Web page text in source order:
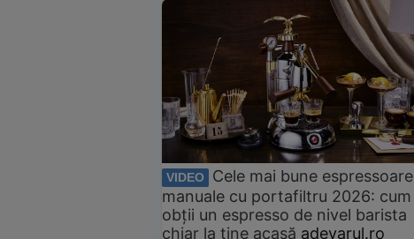
VIDEO
Cele mai bune espressoare
manuale cu portafiltru 2026: cum
obții un espresso de nivel barista
chiar la tine acasă adevarul.ro